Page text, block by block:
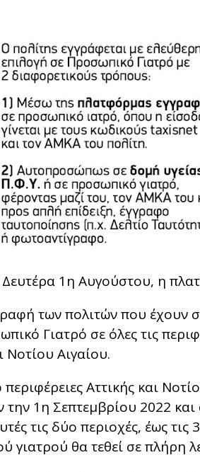
Δευτέρα 1η Αυγούστου, η
των πολιτών που έχουν
Γιατρό σε όλες τις
Νοτίου Αιγαίου.
περιφέρειες Αττικής και
την 1η Σεπτεμβρίου 2022
τις δύο περιοχές, έως
γιατρού θα τεθεί σε πλήρη